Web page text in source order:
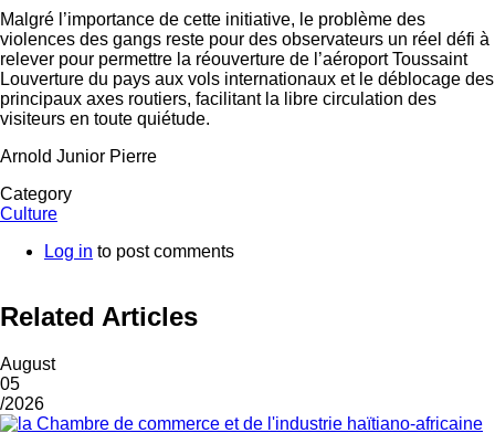
Malgré l’importance de cette initiative, le problème des
violences des gangs reste pour des observateurs un réel défi à
relever pour permettre la réouverture de l’aéroport Toussaint
Louverture du pays aux vols internationaux et le déblocage des
principaux axes routiers, facilitant la libre circulation des
visiteurs en toute quiétude.
Arnold Junior Pierre
Category
Culture
Log in to post comments
Related Articles
August
05
/2026